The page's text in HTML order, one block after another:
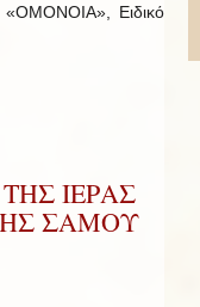
«ΟΜΟΝΟΙΑ», Ειδικό
ΙΕΡΑΣ
ΣΑΜΟΥ